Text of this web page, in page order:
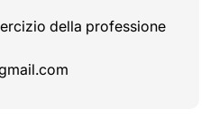
della professione